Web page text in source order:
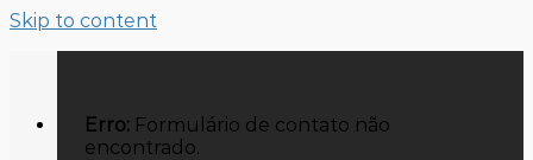
Skip to content
Erro: Formulário de contato não
encontrado.